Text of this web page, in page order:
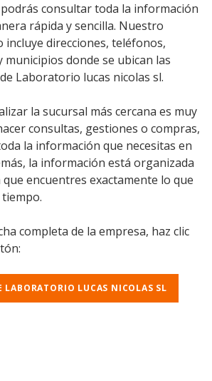
podrás consultar toda la información
rápida y sencilla. Nuestro
incluye direcciones, teléfonos,
municipios donde se ubican las
Laboratorio lucas nicolas sl.
la sucursal más cercana es muy
consultas, gestiones o compras,
la información que necesitas en
la información está organizada
encuentres exactamente lo que
completa de la empresa, haz clic
LABORATORIO LUCAS NICOLAS SL